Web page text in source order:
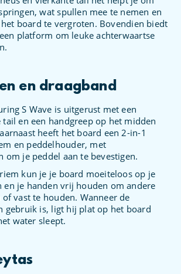
wat spullen mee te nemen en
board te vergroten. Bovendien biedt
platform om leuke achterwaartse
en draagband
S Wave is uitgerust met een
tail en een handgreep op het midden
heeft het board een 2-in-1
en peddelhouder, met
om je peddel aan te bevestigen.
kun je je board moeiteloos op je
en je handen vrij houden om andere
vast te houden. Wanneer de
gebruik is, ligt hij plat op het board
water sleept.